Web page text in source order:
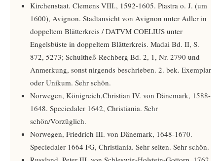
Kirchenstaat. Clemens VIII., 1592-1605. Piastra o. J. (um
1600), Avignon. Stadtansicht von Avignon unter Adler in
doppeltem Blätterkreis / DATVM COELIUS unter
Engelsbüste in doppeltem Blätterkreis. Madai Bd. II, S.
872, 5273; Schultheß-Rechberg Bd. 2, 1, Nr. 2790 und
Anmerkung, sonst nirgends beschrieben. 2. bek. Exemplar
oder Unikum. Sehr schön.
Norwegen, Königreich,Christian IV. von Dänemark, 1588-
1648. Speciedaler 1642, Christiania. Sehr
schön/Vorzüglich.
Norwegen, Friedrich III. von Dänemark, 1648-1670.
Speciedaler 1664 FG, Christiania. Sehr selten. Sehr schön.